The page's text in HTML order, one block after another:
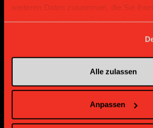
weiteren Daten zusammen, die Sie
Alle zulassen
Anpassen
Supplier